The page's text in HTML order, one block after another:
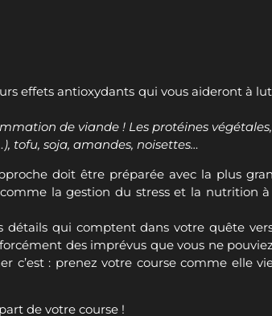
effets antioxydants qui vous aideront à
de viande ! Les protéines
doit être préparée avec la plus grande
à 30 jours du départ.
qui comptent dans votre quête vers la
pouviez ni prévoir ni anticiper. Alors le
instant, et battez-vous jusqu’au bout !
de votre course !